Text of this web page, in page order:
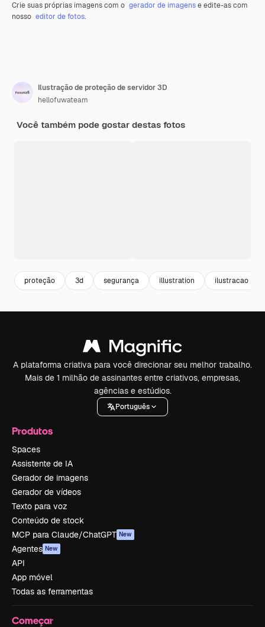
Crie suas próprias imagens com o gerador de imagense edite-as com
nosso editor de fotos.
Ilustração de proteção de servidor 3D
hellofuwateam
Você também pode gostar destas fotos
proteção 3d segurança illustration ilustracao
A plataforma criativa para você direcionar seu melhor trabalho.
Mais de 1 milhão de assinantes entre criativos, empresas,
agências e estúdios.
Português
Produtos
Spaces
Assistente de IA
Gerador de imagens
Gerador de vídeos
Texto para voz
Conteúdo de stock
MCP para Claude/ChatGPT New
Agentes New
API
App móvel
Todas as ferramentas
Começar